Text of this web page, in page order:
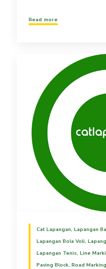
Read more
Cat Lapangan, Lapangan
Lapangan Bola Voli,
Lapangan Tenis, Line
Paving Block, Road Marking